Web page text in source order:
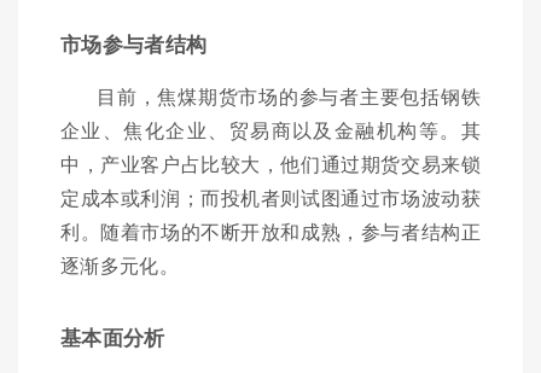
市场参与者结构
目前，焦煤期货市场的参与者主要包括钢铁
企业、焦化企业、贸易商以及金融机构等。其
中，产业客户占比较大，他们通过期货交易来锁
定成本或利润；而投机者则试图通过市场波动获
利。随着市场的不断开放和成熟，参与者结构正
逐渐多元化。
基本面分析